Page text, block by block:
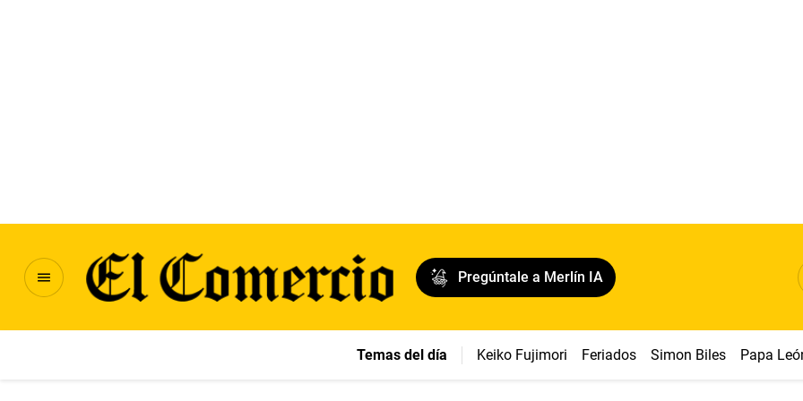
Pregúntale a Merlín IA
Temas del día Keiko Fujimori Feriados Simon Biles Papa